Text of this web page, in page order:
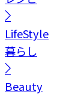
LifeStyle
暮らし
Beauty